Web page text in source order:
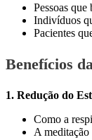
Pessoas que
Indivíduos
Pacientes
Benefícios
1. Redução do
Como a
A